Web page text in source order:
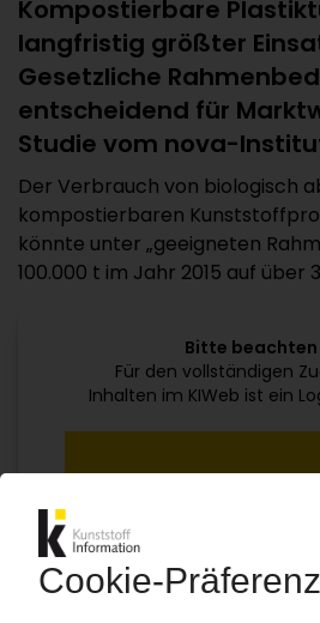
Kompostierbare
langfristig größter
Gesetzliche
entscheidend für
Studie vom nova-
Der Verbrauch von biologisch
kompostierbaren
könnte unter „geeigneten
100.000 t im Jahr 2015 auf über
Bitte beachten
Für den vollständigen
Inhalten im KIWeb ist ein
Ihr KI
jährlich